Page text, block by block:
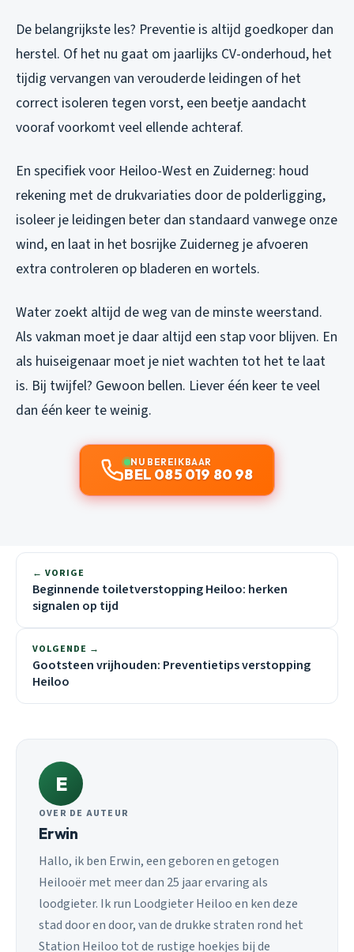
De belangrijkste les? Preventie is altijd goedkoper dan
herstel. Of het nu gaat om jaarlijks CV-onderhoud, het
tijdig vervangen van verouderde leidingen of het
correct isoleren tegen vorst, een beetje aandacht
vooraf voorkomt veel ellende achteraf.
En specifiek voor Heiloo-West en Zuiderneg: houd
rekening met de drukvariaties door de polderligging,
isoleer je leidingen beter dan standaard vanwege onze
wind, en laat in het bosrijke Zuiderneg je afvoeren
extra controleren op bladeren en wortels.
Water zoekt altijd de weg van de minste weerstand.
Als vakman moet je daar altijd een stap voor blijven. En
als huiseigenaar moet je niet wachten tot het te laat
is. Bij twijfel? Gewoon bellen. Liever één keer te veel
dan één keer te weinig.
NU BEREIKBAAR
BEL 085 019 80 98
← VORIGE
Beginnende toiletverstopping Heiloo: herken
signalen op tijd
VOLGENDE →
Gootsteen vrijhouden: Preventietips verstopping
Heiloo
E
OVER DE AUTEUR
Erwin
Hallo, ik ben Erwin, een geboren en getogen
Heilooër met meer dan 25 jaar ervaring als
loodgieter. Ik run Loodgieter Heiloo en ken deze
stad door en door, van de drukke straten rond het
Station Heiloo tot de rustige hoekjes bij de